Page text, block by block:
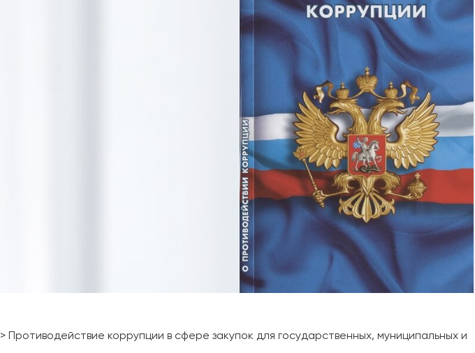
> Противодействие коррупции в сфере закупок для государственных, муниципальных и